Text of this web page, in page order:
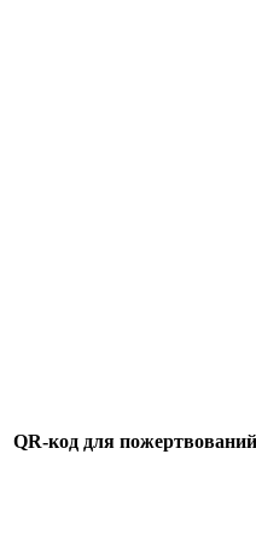
QR-код для